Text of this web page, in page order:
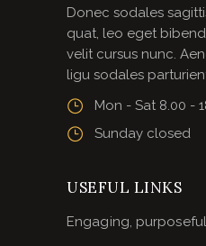
Donec sodales
quat, leo eget
velit cursus nunc.
ligu sodales
Mon - Sat 8.00 -
Sunday closed
USEFUL LINKS
Engaging,